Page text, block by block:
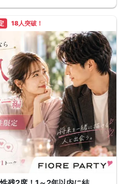
18人突破！